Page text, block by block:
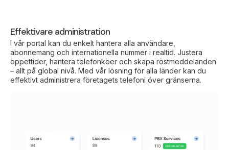
Effektivare administration
I vår portal kan du enkelt hantera alla användare,
abonnemang och internationella nummer i realtid. Justera
öppettider, hantera telefonköer och skapa röstmeddelanden
– allt på global nivå. Med vår lösning för alla länder kan du
effektivt administrera företagets telefoni över gränserna.